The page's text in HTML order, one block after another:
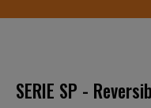
SERIE SP -